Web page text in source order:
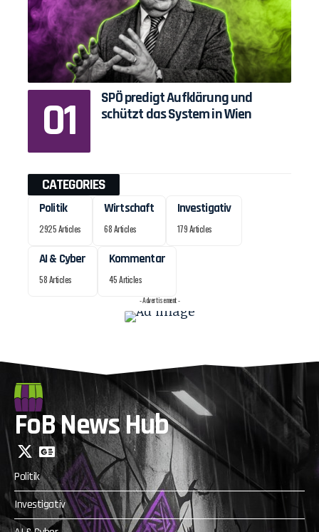
SPÖ predigt Aufklärung und
schützt das System in Wien
CATEGORIES
Politik
2925 Articles
Wirtschaft
68 Articles
Investigativ
179 Articles
AI & Cyber
58 Articles
Kommentar
45 Articles
- Advertisement -
FoB News Hub
Politik
Investigativ